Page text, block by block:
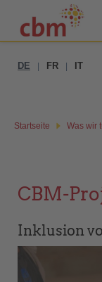
DE FR IT
Startseite Was wir
CBM-
Inklusion